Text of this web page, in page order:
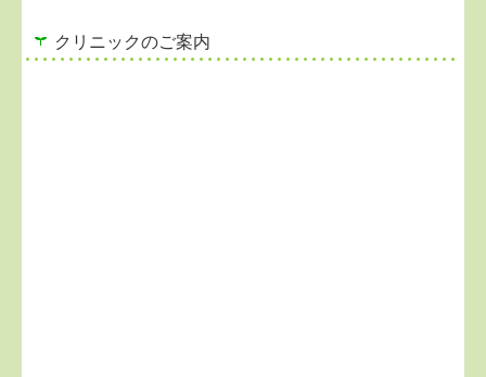
クリニックのご案内